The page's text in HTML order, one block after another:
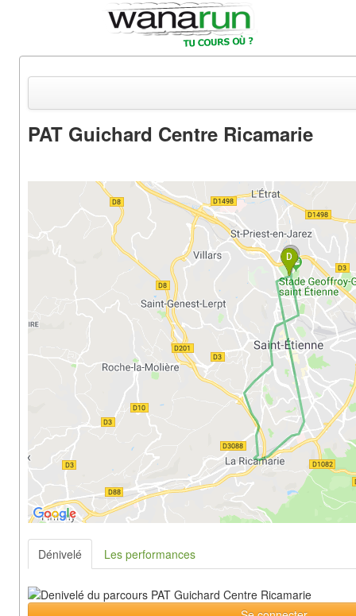
Equipements & Tests
Parcours & Courses
Outils & Réseaux
PAT Guichard Centre Ricamarie
Dénivelé Les performances